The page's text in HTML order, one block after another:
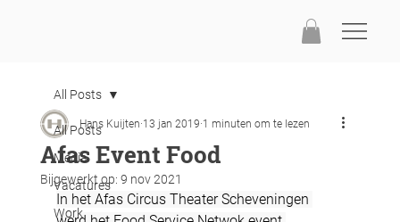
All Posts
Media
Vacatures
Work
All Posts
Afas Event Food
Hans Kuijten 13 jan 2019 1 minuten om te lezen
Bijgewerkt op: 9 nov 2021
In het Afas Circus Theater Scheveningen